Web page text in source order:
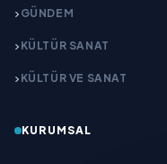
GÜNDEM
KÜLTÜR SANAT
KÜLTÜR VE SANAT
KURUMSAL